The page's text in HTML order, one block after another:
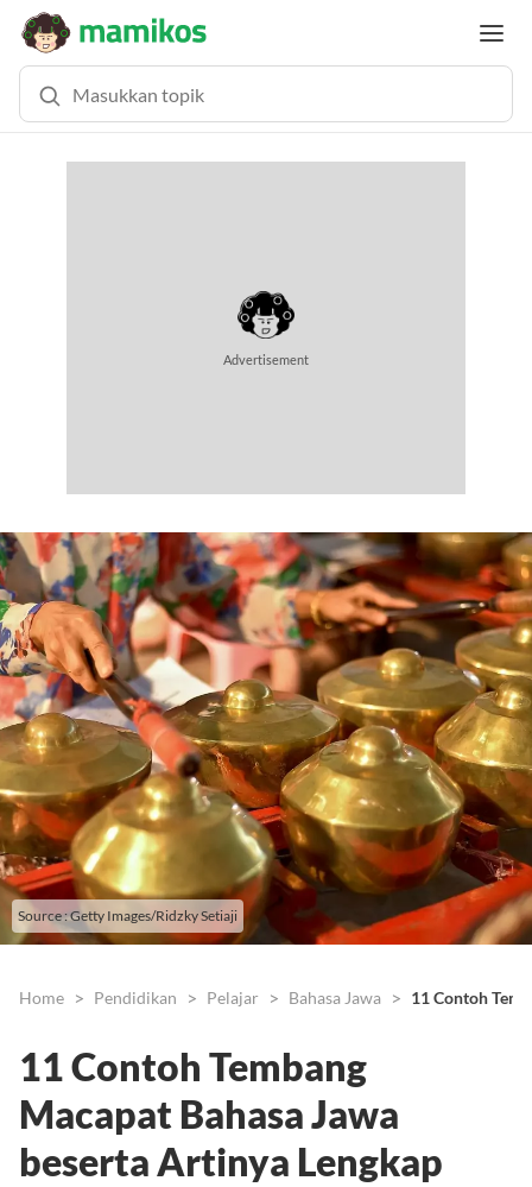
Advertisement
Source : Getty Images/Ridzky Setiaji
Home Pendidikan Pelajar Bahasa Jawa 11 Contoh
11 Contoh Tembang
Macapat Bahasa Jawa
beserta Artinya Lengkap